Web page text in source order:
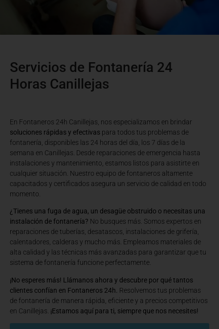
Servicios de Fontanería 24
Horas Canillejas
En Fontaneros 24h Canillejas , nos especializamos en brindar
soluciones rápidas y efectivas para todos tus problemas de
fontanería, disponibles las 24 horas del día, los 7 días de la
semana en Canillejas. Desde reparaciones de emergencia hasta
instalaciones y mantenimiento, estamos listos para asistirte en
cualquier situación. Nuestro equipo de fontaneros altamente
capacitados y certificados asegura un servicio de calidad en todo
momento.
¿Tienes una fuga de agua, un desagüe obstruido o necesitas una
instalación de fontanería? No busques más. Somos expertos en
reparaciones de tuberías, desatascos, instalaciones de grifería,
calentadores, calderas y mucho más. Empleamos materiales de
alta calidad y las técnicas más avanzadas para garantizar que tu
sistema de fontanería funcione perfectamente.
¡No esperes más! Llámanos ahora y descubre por qué tantos
clientes confían en Fontaneros 24h. Resolvemos tus problemas
de fontanería de manera rápida, eficiente y a precios competitivos
en Canillejas. ¡Estamos aquí para ti, siempre que nos necesites!